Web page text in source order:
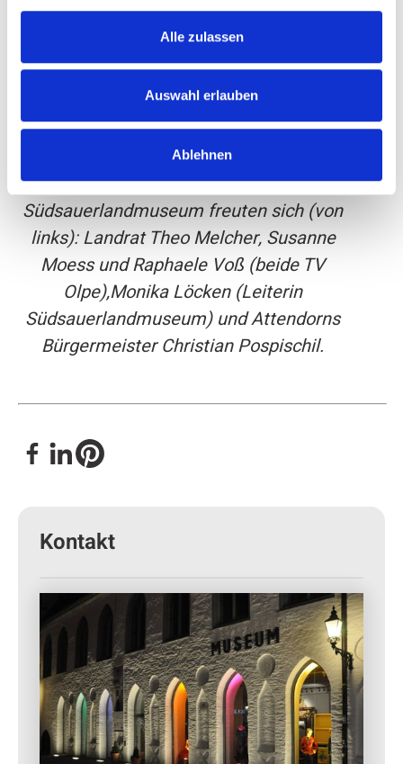
Alle zulassen
Auswahl erlauben
Ablehnen
Über die Übergabe der historischen
Fahne des TV Olpe an das
Südsauerlandmuseum freuten sich (von
links): Landrat Theo Melcher, Susanne
Moess und Raphaele Voß (beide TV
Olpe),Monika Löcken (Leiterin
Südsauerlandmuseum) und Attendorns
Bürgermeister Christian Pospischil.
Kontakt